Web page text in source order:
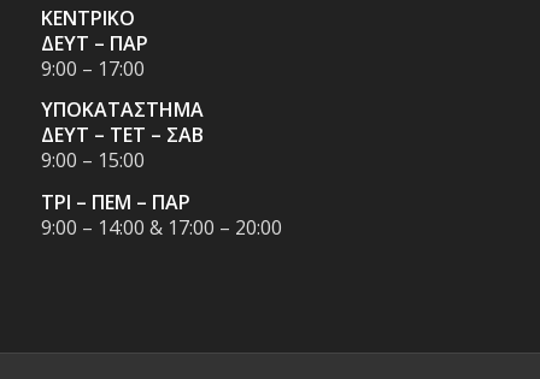
ΚΕΝΤΡΙΚΟ
ΔΕΥΤ – ΠΑΡ
9:00 – 17:00
ΥΠΟΚΑΤΑΣΤΗΜΑ
ΔΕΥΤ – ΤΕΤ – ΣΑΒ
9:00 – 15:00
ΤΡΙ – ΠΕΜ – ΠΑΡ
9:00 – 14:00 & 17:00 – 20:00